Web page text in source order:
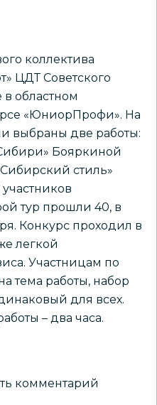
коллектива
ЦДТ Советского
областном
«ЮниорПрофи». На
выбраны две работы:
Бояркиной
стиль»
тур прошли 40, в
Конкурс проходил в
легкой
Участницам по
тема работы, набор
для всех.
– два часа.
комментарий